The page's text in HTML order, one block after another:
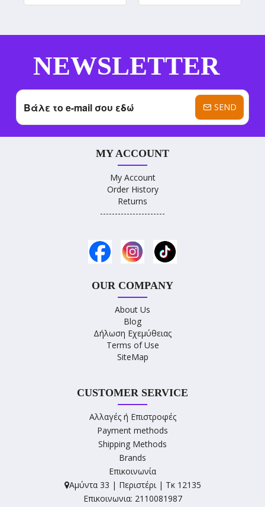
NEWSLETTER
SEND
MY ACCOUNT
My Account
Order History
Returns
----------------------
OUR COMPANY
About Us
Blog
Δήλωση Εχεμύθειας
Terms of Use
SiteMap
CUSTOMER SERVICE
Αλλαγές ή Επιστροφές
Payment methods
Shipping Methods
Brands
Επικοινωνία
Αμύντα 33 | Περιστέρι | Τκ 12135
Επικοινωνια: 2110081987